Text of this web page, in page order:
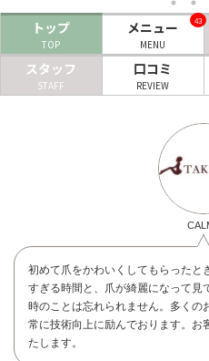
リラクゼーションサロン
美容クリニック
トップ
TOP
メニュー
MENU
43
スタッフ
STAFF
口コミ
REVIEW
初めて爪をかわいくしてもらったと
すぎる時間と、爪が綺麗になって見
時のことは忘れられません。多くの
常に技術向上に励んでおります。お
たします。